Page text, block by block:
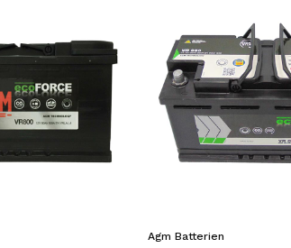
Agm Batterien